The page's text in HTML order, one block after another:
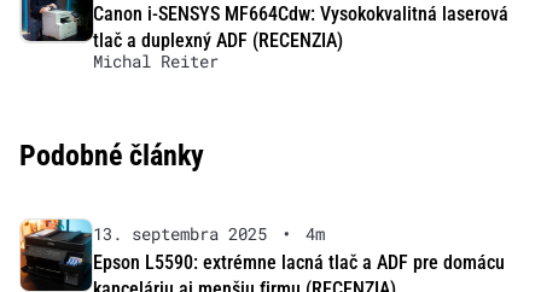
Canon i-SENSYS MF664Cdw: Vysokokvalitná laserová
tlač a duplexný ADF (RECENZIA)
Michal Reiter
Podobné články
13. septembra 2025 •
4m
Epson L5590: extrémne lacná tlač a ADF pre domácu